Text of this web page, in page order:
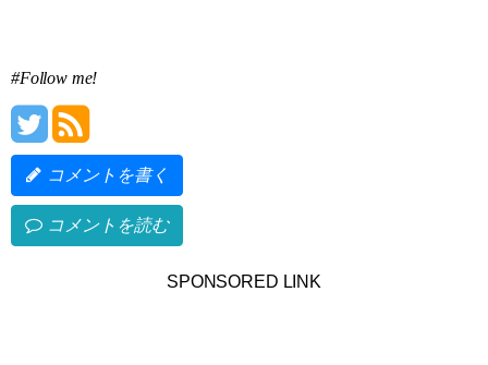
#Follow me!
コメントを書く
コメントを読む
SPONSORED LINK